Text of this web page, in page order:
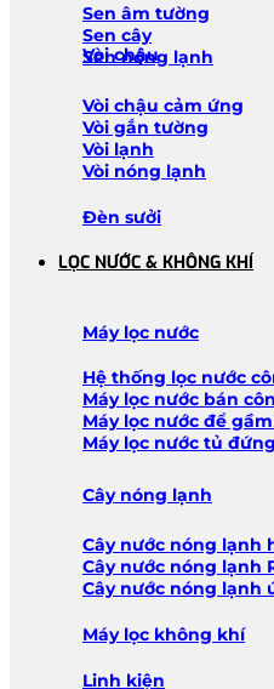
Sen âm tường
Sen cây
Sen nóng lạnh
Vòi chậu
Vòi chậu cảm ứng
Vòi gắn tường
Vòi lạnh
Vòi nóng lạnh
Đèn sưởi
LỌC NƯỚC & KHÔNG KHÍ
Máy lọc nước
Hệ thống lọc nước
Máy lọc nước bán
Máy lọc nước để
Máy lọc nước tủ đứng
Cây nóng lạnh
Cây nước nóng lạnh
Cây nước nóng lạnh
Cây nước nóng lạnh
Máy lọc không khí
Linh kiện